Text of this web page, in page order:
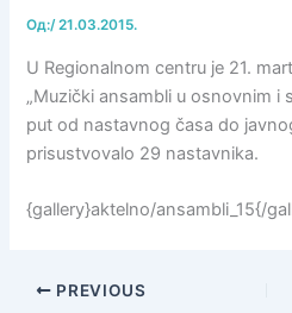
Од:/21.03.2015.
U Regionalnom centru je 21.
„Muzički ansambli u osnovnim i
put od nastavnog časa do
prisustvovalo 29 nastavnika.
{gallery}aktelno/ansambli_15{/
PREVIOUS